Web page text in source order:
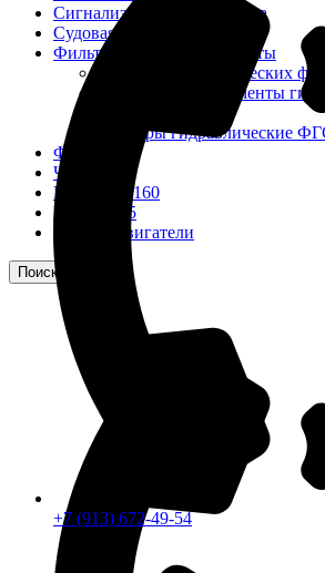
Сигнализация и автоматика
Судовая запорная арматура
Фильтры и фильтроэлементы
Корпусы гидравлических
Фильтрующие элементы
Фильтры гидравлические
Фонари
ЧН 25/34
Шкода 6S-160
Шкода-275
Электродвигатели
Поиск
+7 (913) 672-49-54